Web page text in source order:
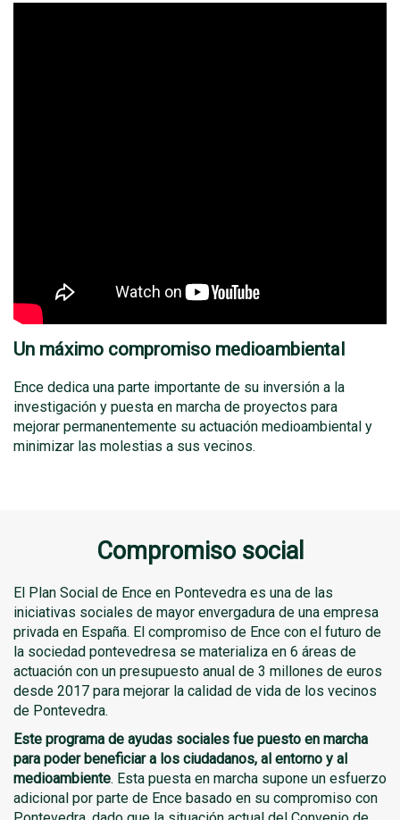
Un máximo compromiso medioambiental
Ence dedica una parte importante de su inversión a la
investigación y puesta en marcha de proyectos para
mejorar permanentemente su actuación medioambiental y
minimizar las molestias a sus vecinos.
Compromiso social
El Plan Social de Ence en Pontevedra es una de las
iniciativas sociales de mayor envergadura de una empresa
privada en España. El compromiso de Ence con el futuro de
la sociedad pontevedresa se materializa en 6 áreas de
actuación con un presupuesto anual de 3 millones de euros
desde 2017 para mejorar la calidad de vida de los vecinos
de Pontevedra.
Este programa de ayudas sociales fue puesto en marcha
para poder beneficiar a los ciudadanos, al entorno y al
medioambiente. Esta puesta en marcha supone un esfuerzo
adicional por parte de Ence basado en su compromiso con